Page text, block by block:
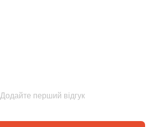
Додайте перший відгук